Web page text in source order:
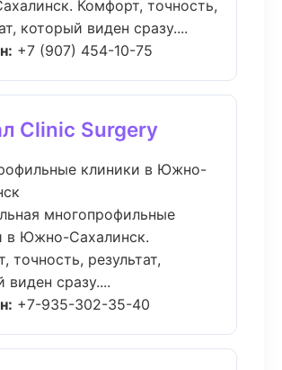
Комфорт, точность,
который виден сразу....
+7 (907) 454-10-75
Clinic Surgery
клиники в Южно-
многопрофильные
в Южно-Сахалинск.
точность, результат,
виден сразу....
+7-935-302-35-40